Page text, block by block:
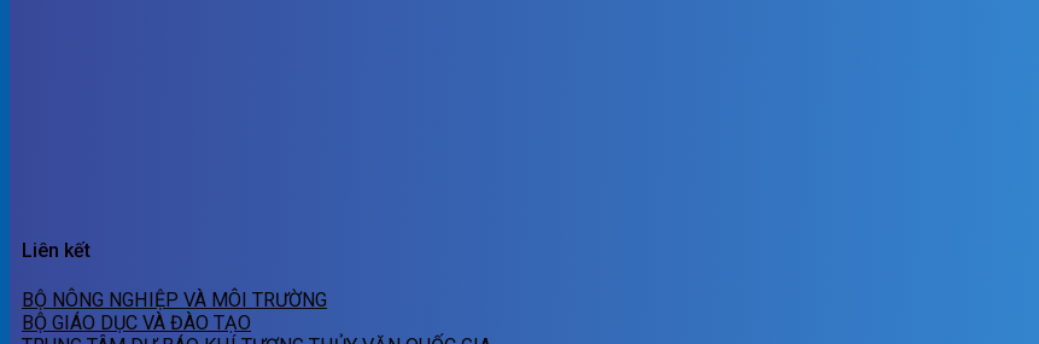
Liên kết
BỘ NÔNG NGHIỆP VÀ MÔI TRƯỜNG
BỘ GIÁO DỤC VÀ ĐÀO TẠO